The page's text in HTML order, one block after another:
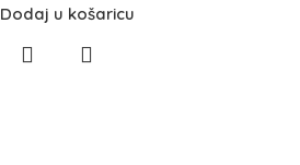
Dodaj u košaricu